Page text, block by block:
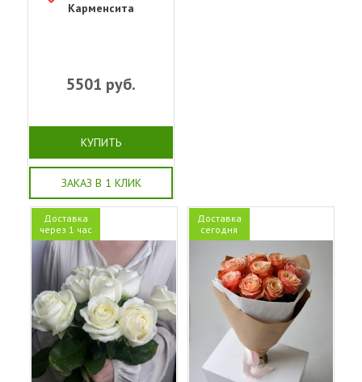
Карменсита
5501 руб.
КУПИТЬ
ЗАКАЗ В 1 КЛИК
Доставка
через 1 час
Доставка
сегодня